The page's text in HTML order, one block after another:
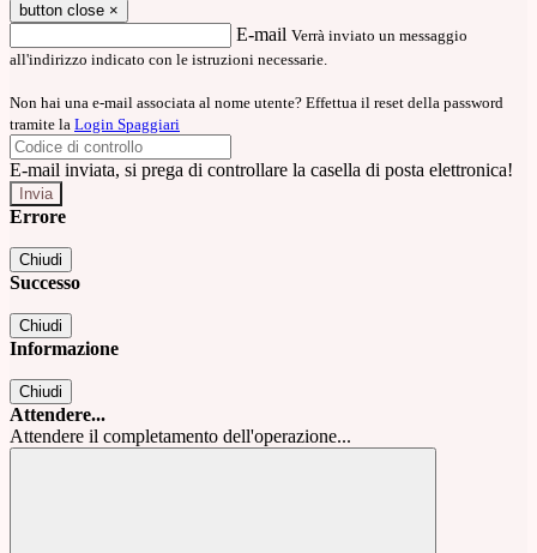
button close ×
E-mail Verrà inviato un messaggio
all'indirizzo indicato con le istruzioni necessarie.
Non hai una e-mail associata al nome utente? Effettua il reset della password
tramite la Login Spaggiari
E-mail inviata, si prega di controllare la casella di posta elettronica!
Errore
Chiudi
Successo
Chiudi
Informazione
Chiudi
Attendere...
Attendere il completamento dell'operazione...